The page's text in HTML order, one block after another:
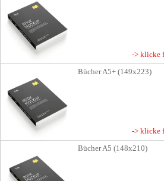
-> klicke
Bücher A5+ (149x223)
-> klicke
Bücher A5 (148x210)